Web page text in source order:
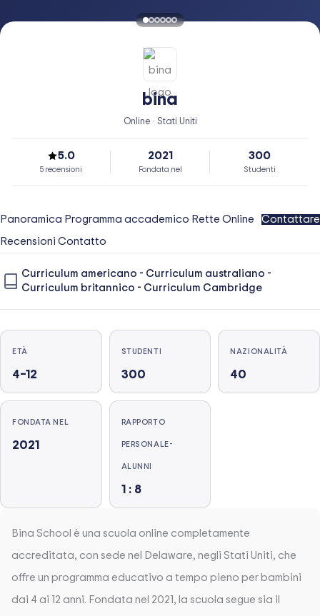
bina
Online · Stati Uniti
5.0
5 recensioni
2021
Fondata nel
300
Studenti
Panoramica Programma accademico Rette Online
Recensioni Contatto
Contattare
Curriculum americano - Curriculum australiano -
Curriculum britannico - Curriculum Cambridge
ETÀ
4–12
STUDENTI
300
NAZIONALITÀ
40
FONDATA NEL
2021
RAPPORTO
PERSONALE-
ALUNNI
1 : 8
Bina School è una scuola online completamente
accreditata, con sede nel Delaware, negli Stati Uniti, che
offre un programma educativo a tempo pieno per bambini
dai 4 ai 12 anni. Fondata nel 2021, la scuola segue sia il